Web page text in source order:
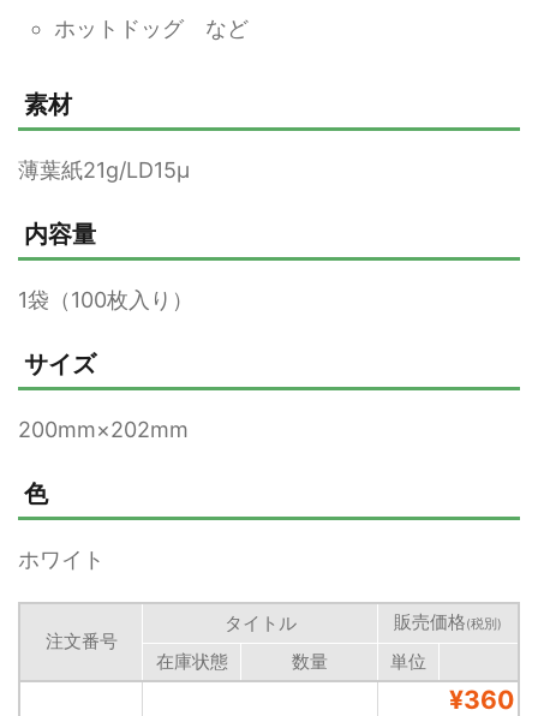
ホットドッグ など
素材
薄葉紙21g/LD15μ
内容量
1袋（100枚入り）
サイズ
200mm×202mm
色
ホワイト
注文番号
タイトル 販売価格(税別)
在庫状態 数量 単位
¥360